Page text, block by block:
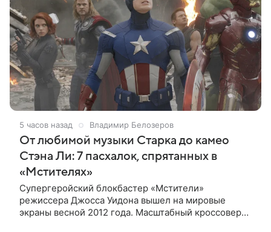
5 часов назад Владимир Белозеров
От любимой музыки Старка до камео
Стэна Ли: 7 пасхалок, спрятанных в
«Мстителях»
Супергеройский блокбастер «Мстители»
режиссера Джосса Уидона вышел на мировые
экраны весной 2012 года. Масштабный кроссовер